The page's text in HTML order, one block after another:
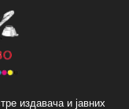
издавача и јавних